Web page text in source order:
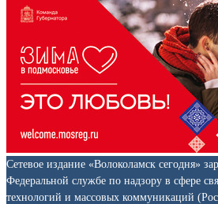
Сетевое издание «Волоколамск сегодня»
Федеральной службе по надзору в сфере
технологий и массовых коммуникаций